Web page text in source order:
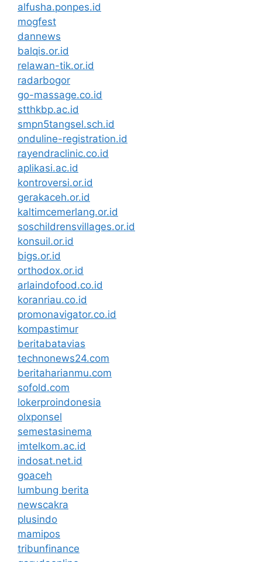
alfusha.ponpes.id
mogfest
dannews
balqis.or.id
relawan-tik.or.id
radarbogor
go-massage.co.id
stthkbp.ac.id
smpn5tangsel.sch.id
onduline-registration.id
rayendraclinic.co.id
aplikasi.ac.id
kontroversi.or.id
gerakaceh.or.id
kaltimcemerlang.or.id
soschildrensvillages.or.id
konsuil.or.id
bigs.or.id
orthodox.or.id
arlaindofood.co.id
koranriau.co.id
promonavigator.co.id
kompastimur
beritabatavias
technonews24.com
beritaharianmu.com
sofold.com
lokerproindonesia
olxponsel
semestasinema
imtelkom.ac.id
indosat.net.id
goaceh
lumbung berita
newscakra
plusindo
mamipos
tribunfinance